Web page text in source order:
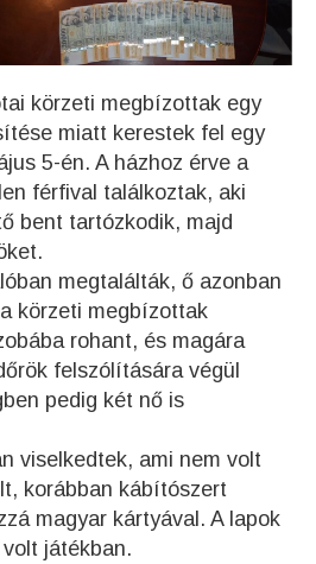
körzeti megbízottak egy
miatt kerestek fel egy
5-én. A házhoz érve a
férfival találkoztak, aki
bent tartózkodik, majd
megtalálták, ő azonban
körzeti megbízottak
rohant, és magára
felszólítására végül
pedig két nő is
viselkedtek, ami nem volt
korábban kábítószert
magyar kártyával. A lapok
játékban.